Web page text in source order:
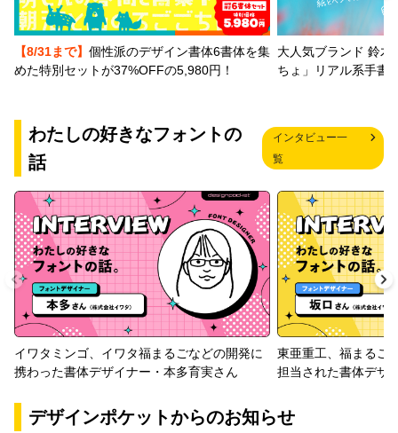
【8/31まで】 個性派のデザイン書体6書体を集
めた特別セットが37%OFFの5,980円！
大人気ブランド 鈴木
ちょ」リアル系手書
わたしの好きなフォントの
話
インタビュー一
覧
イワタミンゴ、イワタ福まるごなどの開発に
携わった書体デザイナー・本多育実さん
東亜重工、福まるご
担当された書体デザ
デザインポケットからのお知らせ